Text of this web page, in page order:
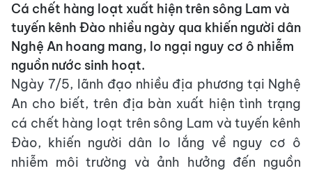
Cá chết hàng loạt xuất hiện trên sông Lam và
tuyến kênh Đào nhiều ngày qua khiến người dân
Nghệ An hoang mang, lo ngại nguy cơ ô nhiễm
nguồn nước sinh hoạt.
Ngày 7/5, lãnh đạo nhiều địa phương tại Nghệ
An cho biết, trên địa bàn xuất hiện tình trạng
cá chết hàng loạt trên sông Lam và tuyến kênh
Đào, khiến người dân lo lắng về nguy cơ ô
nhiễm môi trường và ảnh hưởng đến nguồn